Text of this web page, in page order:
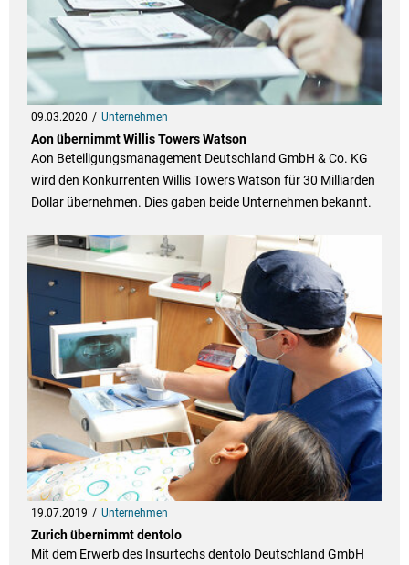
09.03.2020 Unternehmen
Aon übernimmt Willis Towers Watson
Aon Beteiligungsmanagement Deutschland GmbH & Co. KG
wird den Konkurrenten Willis Towers Watson für 30 Milliarden
Dollar übernehmen. Dies gaben beide Unternehmen bekannt.
19.07.2019 Unternehmen
Zurich übernimmt dentolo
Mit dem Erwerb des Insurtechs dentolo Deutschland GmbH